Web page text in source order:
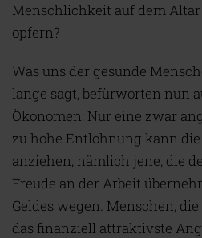
Menschlichkeit auf dem
opfern?
Was uns der gesunde
lange sagt, befürworten nun
Ökonomen: Nur eine zwar
zu hohe Entlohnung kann
anziehen, nämlich jene, die
Freude an der Arbeit
Geldes wegen. Menschen,
das finanziell attraktivste